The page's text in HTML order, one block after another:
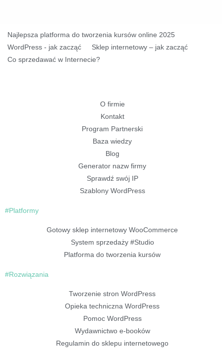
Najlepsza platforma do tworzenia kursów online 2025
WordPress - jak zacząć
Sklep internetowy – jak zacząć
Co sprzedawać w Internecie?
O firmie
Kontakt
Program Partnerski
Baza wiedzy
Blog
Generator nazw firmy
Sprawdź swój IP
Szablony WordPress
#Platformy
Gotowy sklep internetowy WooCommerce
System sprzedaży #Studio
Platforma do tworzenia kursów
#Rozwiązania
Tworzenie stron WordPress
Opieka techniczna WordPress
Pomoc WordPress
Wydawnictwo e-booków
Regulamin do sklepu internetowego